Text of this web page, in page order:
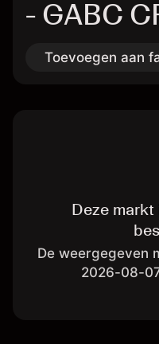
- GABC
Toevoegen aan
Deze
De weergegeven
2026-08-